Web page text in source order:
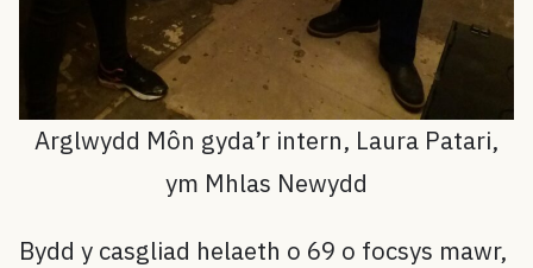
Arglwydd Môn gyda’r intern, Laura Patari,
ym Mhlas Newydd
Bydd y casgliad helaeth o 69 o focsys mawr,